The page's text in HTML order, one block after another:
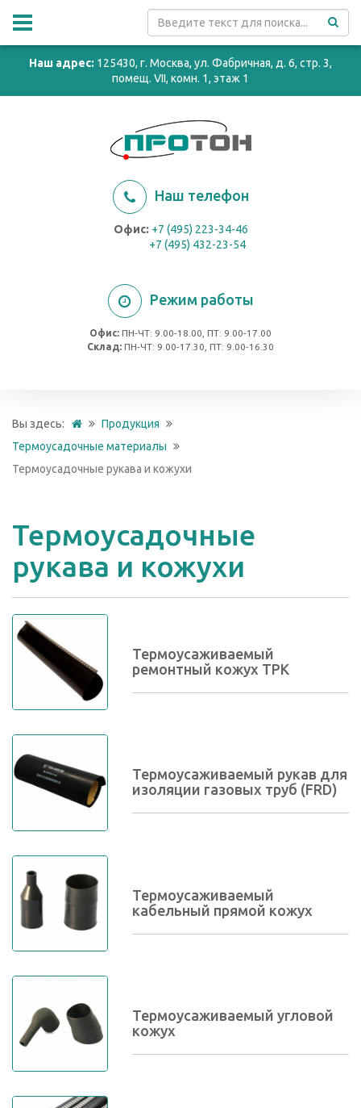
Наш адрес: 125430, г. Москва, ул. Фабричная, д. 6, стр. 3,
помещ. VII, комн. 1, этаж 1
Наш телефон
Офис: +7 (495) 223-34-46
+7 (495) 432-23-54
Режим работы
Офис: ПН-ЧТ: 9.00-18.00, ПТ: 9.00-17.00
Cклад: ПН-ЧТ: 9.00-17.30, ПТ: 9.00-16.30
Вы здесь:
Продукция
Термоусадочные материалы
Термоусадочные рукава и кожухи
Термоусадочные
рукава и кожухи
Термоусаживаемый
ремонтный кожух ТРК
Термоусаживаемый рукав для
изоляции газовых труб (FRD)
Термоусаживаемый
кабельный прямой кожух
Термоусаживаемый угловой
кожух